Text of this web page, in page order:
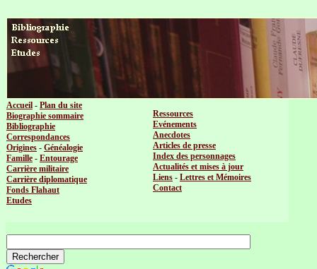
Accueil - Plan du site
Biographie sommaire
Bibliographie
Correspondances
Origines - Généalogie
Famille - Entourage
Carrière militaire
Carrière diplomatique
Fonds Flahaut
Etudes
Ressources
Evénements
Anecdotes
Articles de presse
Index des personnages
Actualités et mises à jour
Liens - Lettres et Mémoires
Contact